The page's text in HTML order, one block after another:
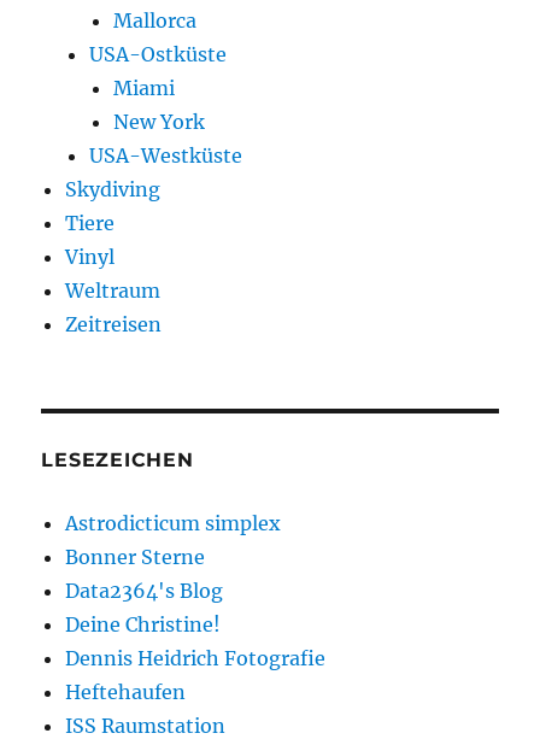
Mallorca
USA-Ostküste
Miami
New York
USA-Westküste
Skydiving
Tiere
Vinyl
Weltraum
Zeitreisen
LESEZEICHEN
Astrodicticum simplex
Bonner Sterne
Data2364's Blog
Deine Christine!
Dennis Heidrich Fotografie
Heftehaufen
ISS Raumstation